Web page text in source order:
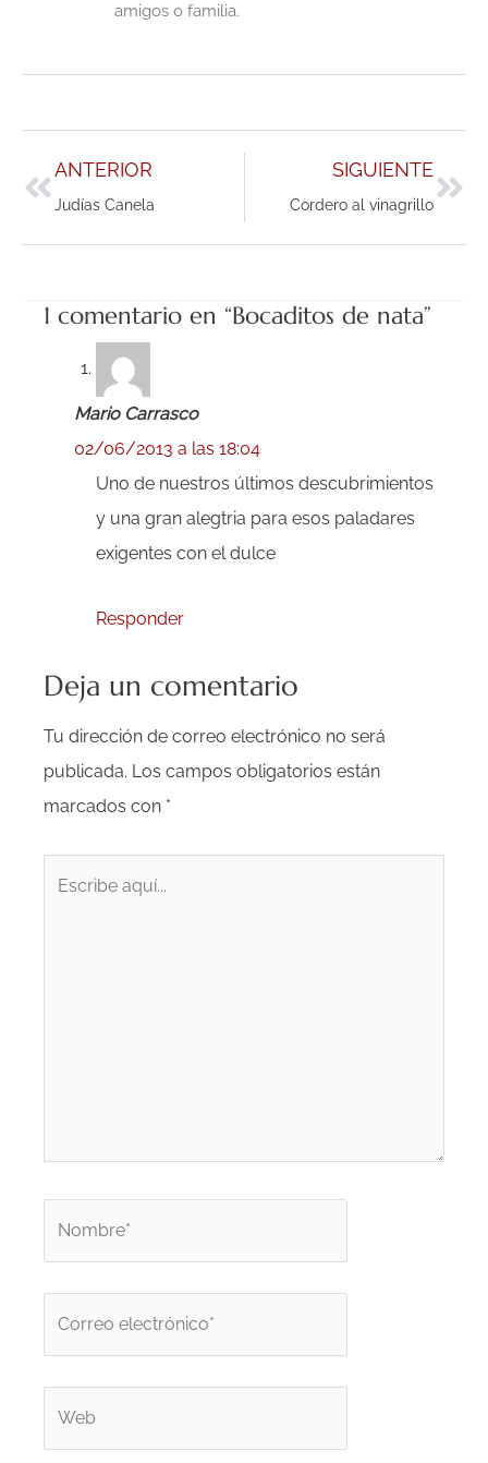
amigos o familia.
ANTERIOR
Judías Canela
SIGUIENTE
Cordero al vinagrillo
1 comentario en “Bocaditos de nata”
Mario Carrasco
02/06/2013 a las 18:04
Uno de nuestros últimos descubrimientos
y una gran alegtria para esos paladares
exigentes con el dulce
Responder
Deja un comentario
Tu dirección de correo electrónico no será
publicada. Los campos obligatorios están
marcados con *